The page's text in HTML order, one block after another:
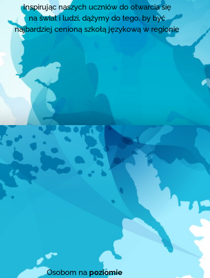
Inspirując naszych uczniów do otwarcia się
na świat i ludzi, dążymy do tego, by być
najbardziej cenioną szkołą językową w regionie
Osobom na poziomie